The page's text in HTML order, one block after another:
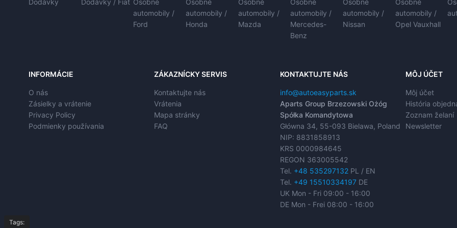
Dodávky
Dodávky / Fiat Osobné
automobily /
Ford
Osobné
automobily /
Honda
Osobné
automobily /
Mazda
Osobné
automobily /
Mercedes-
Benz
Osobné
automobily /
Nissan
Osobné
automobily /
Opel Vauxhall
INFORMÁCIE
O nás
Zásielky a vrátenie
Privacy Policy
Podmienky používania
ZÁKAZNÍCKY SERVIS
Kontaktujte nás
Vrátenia
Mapa stránky
FAQ
KONTAKTUJTE NÁS
info@autoeasyparts.sk
Aparts Group Brzezowski Ożóg
Spółka Komandytowa
Główna 34, 55-093 Bielawa, Poland
NIP: 8831858913
KRS 0000984645
REGON 363005542
Tel. +48 535297132PL / EN
Tel. +49 15510334197DE
UK Mon - Fri 09:00 - 16:00
DE Mon - Frei 08:00 - 16:00
MÔJ ÚČET
Môj účet
História
Zoznam želaní
Newsletter
Tags: